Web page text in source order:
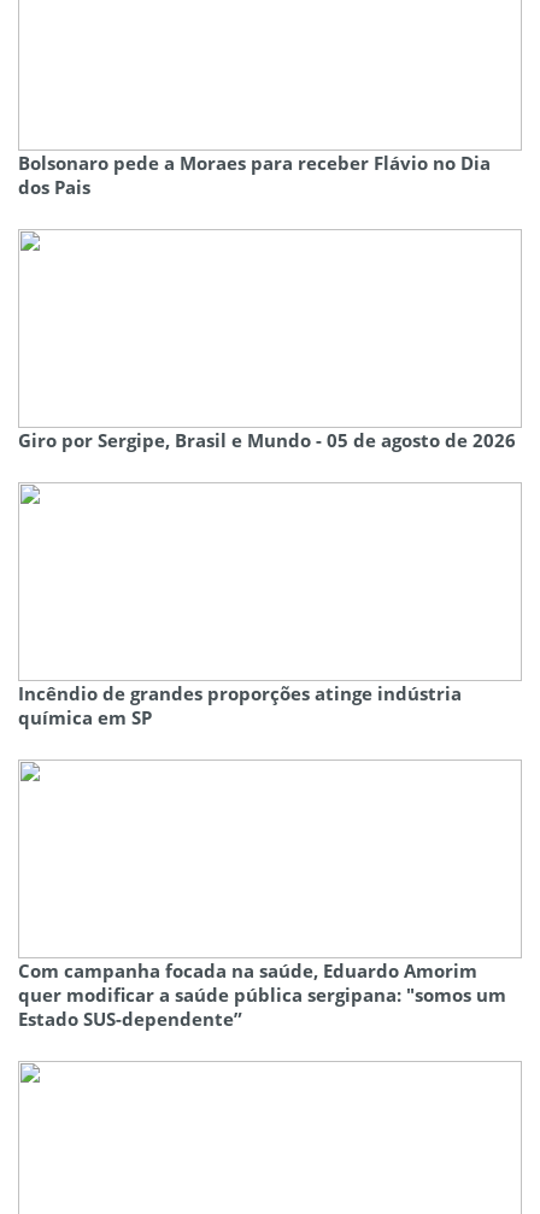
Bolsonaro pede a Moraes para receber Flávio no Dia
dos Pais
Giro por Sergipe, Brasil e Mundo - 05 de agosto de 2026
Incêndio de grandes proporções atinge indústria
química em SP
Com campanha focada na saúde, Eduardo Amorim
quer modificar a saúde pública sergipana: "somos um
Estado SUS-dependente”